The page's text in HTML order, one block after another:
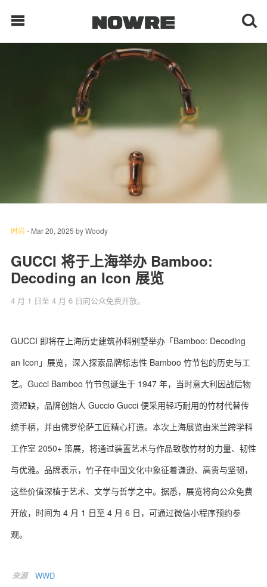
现客视点
每日栏目
时 尚
球 鞋
科 技
时尚 - Mar 20, 2025 byWoody
GUCCI 将于上海举办 Bamboo:
Decoding an Icon 展览
4 月 1 日至 4 月 6 日向公众免费开放。
GUCCI 即将在上海历史建筑孙科别墅举办「Bamboo: Decoding
an Icon」展览，深入探索品牌标志性 Bamboo 竹节包的历史与工
艺。Gucci Bamboo 竹节包诞生于 1947 年，当时意大利因战后物
资短缺，品牌创始人 Guccio Gucci 便采用轻巧耐用的竹材代替传
统手柄，并由佛罗伦萨工匠精心打造。本次上海展览由米兰跨学科
工作室 2050+ 策展，将通过装置艺术与作品致敬竹材的力量、韧性
与优雅。品牌表示，竹子在中国文化中象征着谦逊、高贵与坚韧，
这些价值深植于艺术、文学与哲学之中。据悉，展览将向公众免费
开放，时间为 4 月 1 日至 4 月 6 日，可通过微信小程序预约参
观。
来源 WWD